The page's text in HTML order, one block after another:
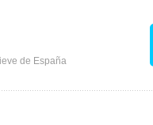
de España